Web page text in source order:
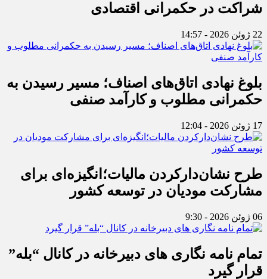
شراکت در حکمرانی اقتصادی
22 ژوئن 2026 - 14:57
بلوغ نهادی اتاق‌های اصناف؛ مسیر رسیدن به
حکمرانی مطلوب و کارآمد صنفی
17 ژوئن 2026 - 12:04
طرح نشان‌دارکردن مالیات؛انگیزه‌ای برای
مشارکت مودیان در توسعه کشور
06 ژوئن 2026 - 9:30
تمام نامه نگاری های دبیرخانه در کانال “بله”
قرار گیرد